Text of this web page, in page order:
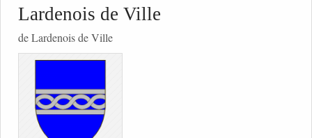
Lardenois de Ville
de Lardenois de Ville